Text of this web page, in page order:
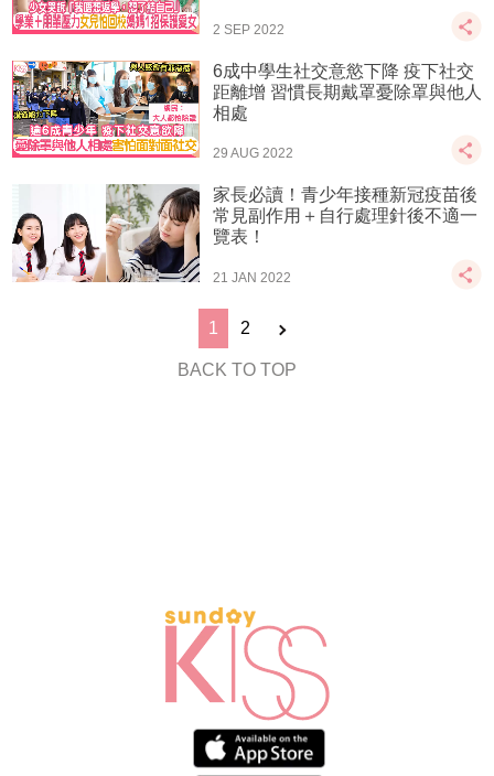
2 SEP 2022
6成中學生社交意慾下降 疫下社交
距離增 習慣長期戴罩憂除罩與他人
相處
29 AUG 2022
家長必讀！青少年接種新冠疫苗後
常見副作用＋自行處理針後不適一
覽表！
21 JAN 2022
1 2
BACK TO TOP